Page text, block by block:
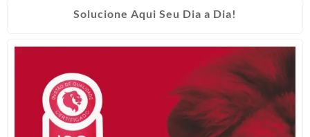
Solucione Aqui Seu Dia a Dia!